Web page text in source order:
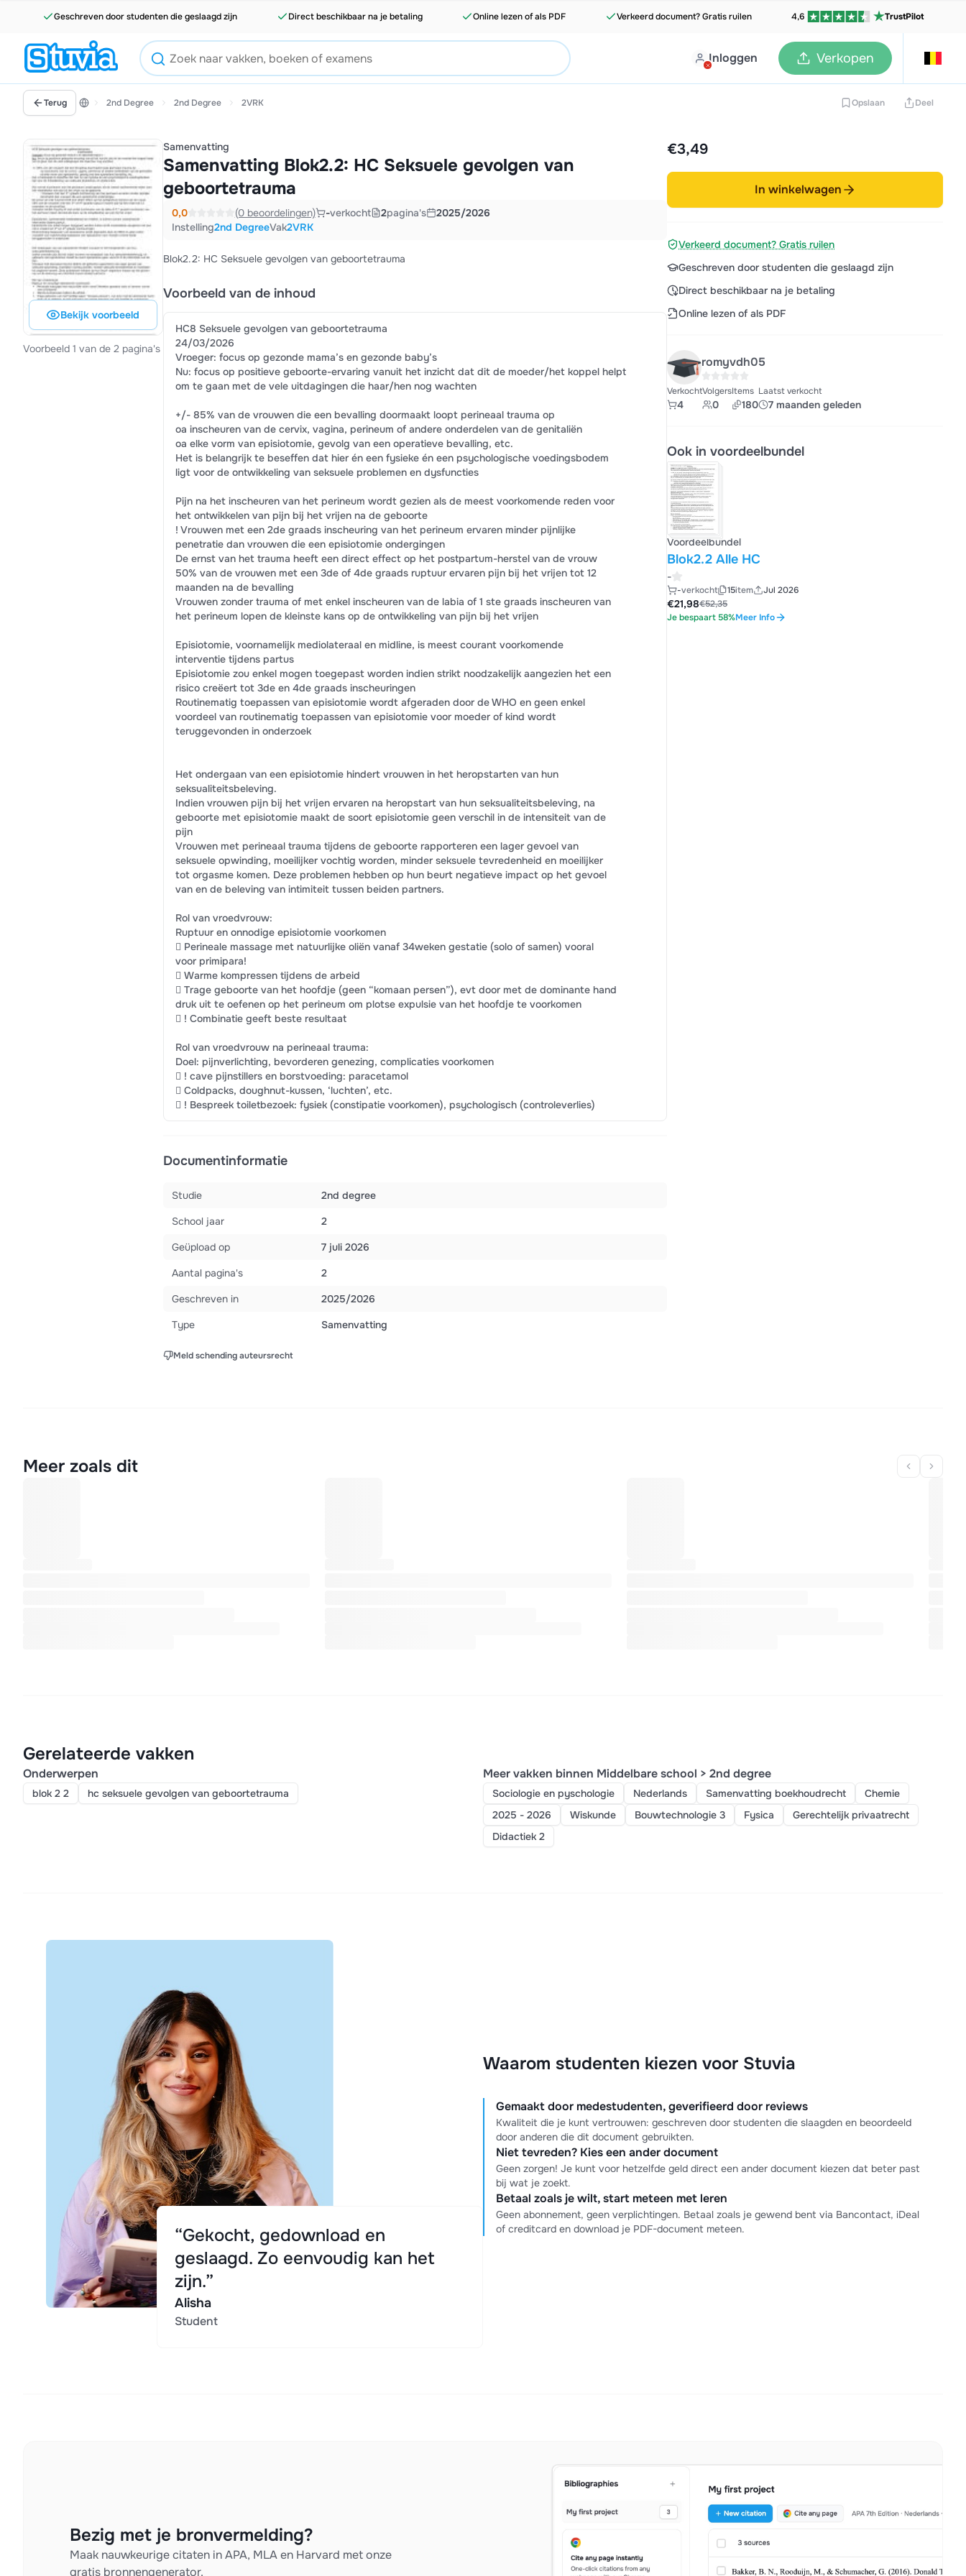
Geschreven door studenten die geslaagd zijn Direct beschikbaar na je betaling Online lezen of als PDF Verkeerd document? Gratis ruilen 4,6 TrustPilot
Inloggen Verkopen
Terug 2nd Degree 2nd Degree 2VRK Opslaan Deel
Bekijk voorbeeld
Voorbeeld 1 van de 2 pagina's
Samenvatting
Samenvatting Blok2.2: HC Seksuele gevolgen van
geboortetrauma
0,0 (0 beoordelingen) -verkocht 2pagina's
2025/2026
Instelling2nd DegreeVak2VRK
Blok2.2: HC Seksuele gevolgen van geboortetrauma
Voorbeeld van de inhoud
HC8 Seksuele gevolgen van geboortetrauma
24/03/2026
Vroeger: focus op gezonde mama’s en gezonde baby’s
Nu: focus op positieve geboorte-ervaring vanuit het inzicht dat dit de moeder/het koppel helpt
om te gaan met de vele uitdagingen die haar/hen nog wachten
+/- 85% van de vrouwen die een bevalling doormaakt loopt perineaal trauma op
oa inscheuren van de cervix, vagina, perineum of andere onderdelen van de genitaliën
oa elke vorm van episiotomie, gevolg van een operatieve bevalling, etc.
Het is belangrijk te beseffen dat hier én een fysieke én een psychologische voedingsbodem
ligt voor de ontwikkeling van seksuele problemen en dysfuncties
Pijn na het inscheuren van het perineum wordt gezien als de meest voorkomende reden voor
het ontwikkelen van pijn bij het vrijen na de geboorte
! Vrouwen met een 2de graads inscheuring van het perineum ervaren minder pijnlijke
penetratie dan vrouwen die een episiotomie ondergingen
De ernst van het trauma heeft een direct effect op het postpartum-herstel van de vrouw
50% van de vrouwen met een 3de of 4de graads ruptuur ervaren pijn bij het vrijen tot 12
maanden na de bevalling
Vrouwen zonder trauma of met enkel inscheuren van de labia of 1 ste graads inscheuren van
het perineum lopen de kleinste kans op de ontwikkeling van pijn bij het vrijen
Episiotomie, voornamelijk mediolateraal en midline, is meest courant voorkomende
interventie tijdens partus
Episiotomie zou enkel mogen toegepast worden indien strikt noodzakelijk aangezien het een
risico creëert tot 3de en 4de graads inscheuringen
Routinematig toepassen van episiotomie wordt afgeraden door de WHO en geen enkel
voordeel van routinematig toepassen van episiotomie voor moeder of kind wordt
teruggevonden in onderzoek
Het ondergaan van een episiotomie hindert vrouwen in het heropstarten van hun
seksualiteitsbeleving.
Indien vrouwen pijn bij het vrijen ervaren na heropstart van hun seksualiteitsbeleving, na
geboorte met episiotomie maakt de soort episiotomie geen verschil in de intensiteit van de
pijn
Vrouwen met perineaal trauma tijdens de geboorte rapporteren een lager gevoel van
seksuele opwinding, moeilijker vochtig worden, minder seksuele tevredenheid en moeilijker
tot orgasme komen. Deze problemen hebben op hun beurt negatieve impact op het gevoel
van en de beleving van intimiteit tussen beiden partners.
Rol van vroedvrouw:
Ruptuur en onnodige episiotomie voorkomen
 Perineale massage met natuurlijke oliën vanaf 34weken gestatie (solo of samen) vooral
voor primipara!
 Warme kompressen tijdens de arbeid
 Trage geboorte van het hoofdje (geen “komaan persen”), evt door met de dominante hand
druk uit te oefenen op het perineum om plotse expulsie van het hoofdje te voorkomen
 ! Combinatie geeft beste resultaat
Rol van vroedvrouw na perineaal trauma:
Doel: pijnverlichting, bevorderen genezing, complicaties voorkomen
 ! cave pijnstillers en borstvoeding: paracetamol
 Coldpacks, doughnut-kussen, ‘luchten’, etc.
 ! Bespreek toiletbezoek: fysiek (constipatie voorkomen), psychologisch (controleverlies)
Documentinformatie
Studie
2nd degree
School jaar
2
Geüpload op
7 juli 2026
Aantal pagina's
2
Geschreven in
2025/2026
Type
Samenvatting
Meld schending auteursrecht
€3,49
In winkelwagen
Verkeerd document? Gratis ruilen
Geschreven door studenten die geslaagd zijn
Direct beschikbaar na je betaling
Online lezen of als PDF
romyvdh05
Verkocht
4
Volgers
0
Items
180
Laatst verkocht
7 maanden geleden
Ook in voordeelbundel
Voordeelbundel
Blok2.2 Alle HC
-
-verkocht 15item
Jul 2026
€52,35
€21,98
Je bespaart 58%Meer Info
Meer zoals dit
Gerelateerde vakken
Onderwerpen
blok 2 2 hc seksuele gevolgen van geboortetrauma
Meer vakken binnen Middelbare school > 2nd degree
Sociologie en pyschologie Nederlands Samenvatting boekhoudrecht
Chemie
2025 - 2026
Wiskunde Bouwtechnologie 3 Fysica
Gerechtelijk privaatrecht
Didactiek 2
Waarom studenten kiezen voor Stuvia
Gemaakt door medestudenten, geverifieerd door reviews
Kwaliteit die je kunt vertrouwen: geschreven door studenten die slaagden en beoordeeld
door anderen die dit document gebruikten.
Niet tevreden? Kies een ander document
Geen zorgen! Je kunt voor hetzelfde geld direct een ander document kiezen dat beter past
bij wat je zoekt.
Betaal zoals je wilt, start meteen met leren
Geen abonnement, geen verplichtingen. Betaal zoals je gewend bent via Bancontact, iDeal
of creditcard en download je PDF-document meteen.
“Gekocht, gedownload en
geslaagd. Zo eenvoudig kan het
zijn.”
Alisha
Student
Bezig met je bronvermelding?
Maak nauwkeurige citaten in APA, MLA en Harvard met onze
gratis bronnengenerator.